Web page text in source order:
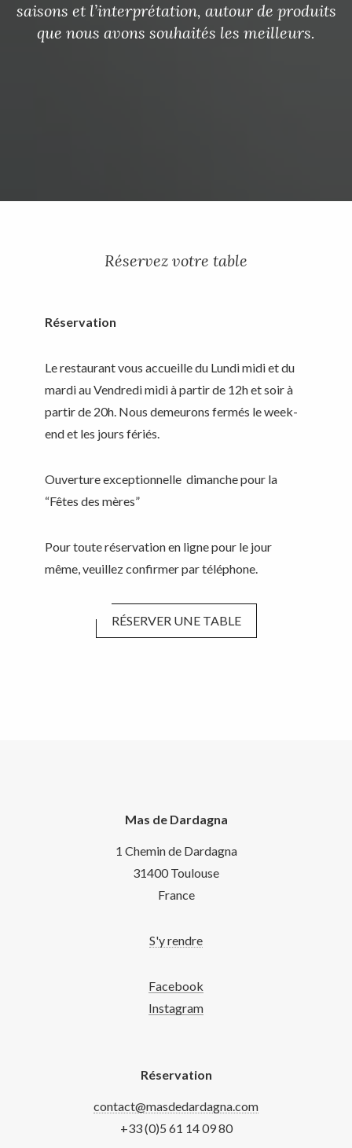
saisons et l’interprétation, autour de produits
que nous avons souhaités les meilleurs.
Réservez votre table
Réservation
Le restaurant vous accueille du Lundi midi et du
mardi au Vendredi midi à partir de 12h et soir à
partir de 20h. Nous demeurons fermés le week-
end et les jours fériés.
Ouverture exceptionnelle dimanche pour la
“Fêtes des mères”
Pour toute réservation en ligne pour le jour
même, veuillez confirmer par téléphone.
RÉSERVER UNE TABLE
Mas de Dardagna
1 Chemin de Dardagna
31400 Toulouse
France
S'y rendre
Facebook
Instagram
Réservation
contact@masdedardagna.com
+33 (0)5 61 14 09 80